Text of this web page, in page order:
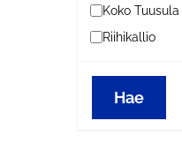
Koko Tuusula
Riihikallio
Hae